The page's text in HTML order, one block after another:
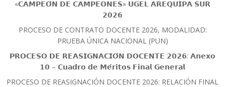
«𝗖𝗔𝗠𝗣𝗘𝗢́𝗡 𝗗𝗘 𝗖𝗔𝗠𝗣𝗘𝗢𝗡𝗘𝗦» 𝗨𝗚𝗘𝗟 𝗔𝗥𝗘𝗤𝗨𝗜𝗣𝗔 𝗦𝗨𝗥
𝟮𝟬𝟮𝟲
PROCESO DE CONTRATO DOCENTE 2026, MODALIDAD:
PRUEBA ÚNICA NACIONAL (PUN)
𝗣𝗥𝗢𝗖𝗘𝗦𝗢 𝗗𝗘 𝗥𝗘𝗔𝗦𝗜𝗚𝗡𝗔𝗖𝗜𝗢́𝗡 𝗗𝗢𝗖𝗘𝗡𝗧𝗘 𝟮𝟬𝟮𝟲: 𝗔𝗻𝗲𝘅𝗼
𝟭𝟬 – 𝗖𝘂𝗮𝗱𝗿𝗼 𝗱𝗲 𝗠𝗲́𝗿𝗶𝘁𝗼𝘀 𝗙𝗶𝗻𝗮𝗹 𝗚𝗲𝗻𝗲𝗿𝗮𝗹
PROCESO DE REASIGNACIÓN DOCENTE 2026: RELACIÓN FINAL